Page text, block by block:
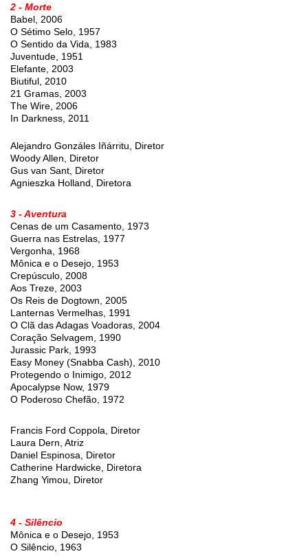
2 - Morte
Babel, 2006
O Sétimo Selo, 1957
O Sentido da Vida, 1983
Juventude, 1951
Elefante, 2003
Biutiful, 2010
21 Gramas, 2003
The Wire, 2006
In Darkness, 2011
Alejandro Gonzáles Iñárritu, Diretor
Woody Allen, Diretor
Gus van Sant, Diretor
Agnieszka Holland, Diretora
3 - Aventura
Cenas de um Casamento, 1973
Guerra nas Estrelas, 1977
Vergonha, 1968
Mônica e o Desejo, 1953
Crepúsculo, 2008
Aos Treze, 2003
Os Reis de Dogtown, 2005
Lanternas Vermelhas, 1991
O Clã das Adagas Voadoras, 2004
Coração Selvagem, 1990
Jurassic Park, 1993
Easy Money (Snabba Cash), 2010
Protegendo o Inimigo, 2012
Apocalypse Now, 1979
O Poderoso Chefão, 1972
Francis Ford Coppola, Diretor
Laura Dern, Atriz
Daniel Espinosa, Diretor
Catherine Hardwicke, Diretora
Zhang Yimou, Diretor
4 - Silêncio
Mônica e o Desejo, 1953
O Silêncio, 1963